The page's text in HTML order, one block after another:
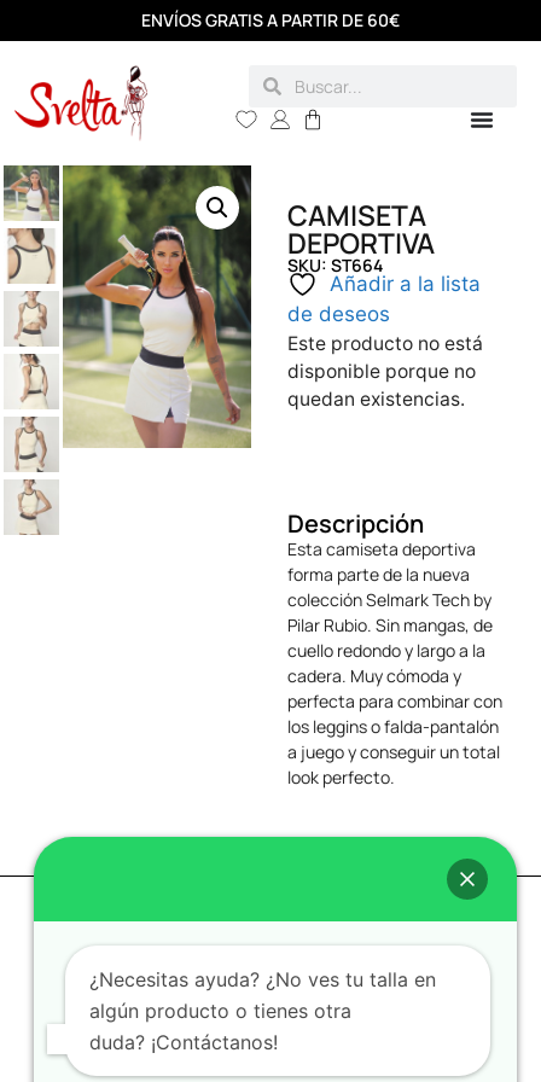
ENVÍOS GRATIS A PARTIR DE 60€
CAMISETA
DEPORTIVA
SKU: ST664
Añadir a la lista
de deseos
Este producto no está
disponible porque no
quedan existencias.
Descripción
Esta camiseta deportiva
forma parte de la nueva
colección Selmark Tech by
Pilar Rubio. Sin mangas, de
cuello redondo y largo a la
cadera. Muy cómoda y
perfecta para combinar con
los leggins o falda-pantalón
a juego y conseguir un total
look perfecto.
Contáctanos
SVELTA
CENTRO
c/ Josep Umbert 39
(Granollers)
935 127 059
662 656
Legal
Política de
RRSS
¿Necesitas ayuda? ¿No ves tu talla en
algún producto o tienes otra
duda? ¡Contáctanos!